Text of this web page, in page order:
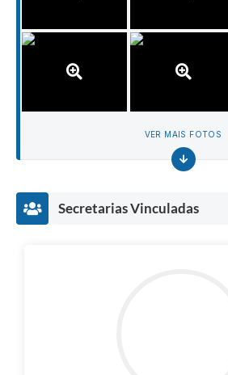
VER MAIS FOTOS
Secretarias Vinculadas